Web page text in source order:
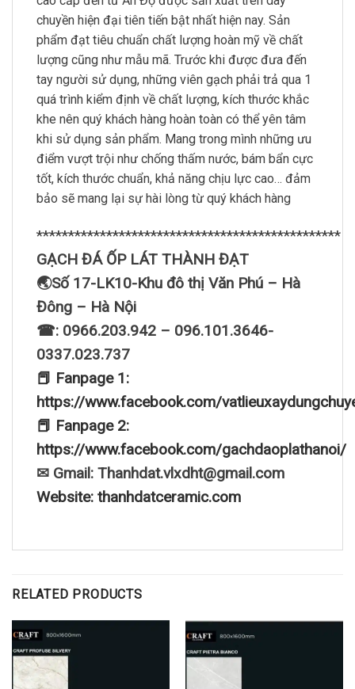
chuyền hiện đại tiên tiến bật nhất hiện nay. Sản
phẩm đạt tiêu chuẩn chất lượng hoàn mỹ về chất
lượng cũng như mẫu mã. Trước khi được đưa đến
tay người sử dụng, những viên gạch phải trả qua 1
quá trình kiểm định về chất lượng, kích thước khắc
khe nên quý khách hàng hoàn toàn có thể yên tâm
khi sử dụng sản phẩm. Mang trong mình những ưu
điểm vượt trội như chống thấm nước, bám bẩn cực
tốt, kích thước chuẩn, khả năng chịu lực cao… đảm
bảo sẽ mang lại sự hài lòng từ quý khách hàng
************************************************
GẠCH ĐÁ ỐP LÁT THÀNH ĐẠT
🌏Số 17-LK10-Khu đô thị Văn Phú – Hà
Đông – Hà Nội
☎: 0966.203.942 – 096.101.3646-
0337.023.737
📕 Fanpage 1:
https://www.facebook.com/
📕 Fanpage 2:
https://www.facebook.com/gachdaoplathanoi/
✉ Gmail: Thanhdat.vlxdht@gmail.com
Website: thanhdatceramic.com
RELATED PRODUCTS